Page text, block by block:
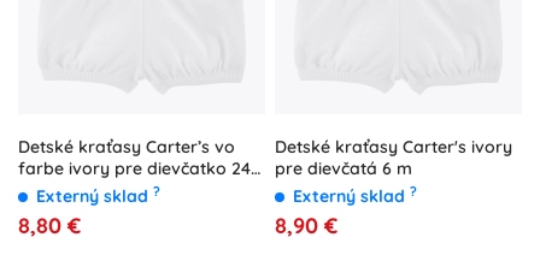
Detské kraťasy Carter’s vo
farbe ivory pre dievčatko 24
m Externý sklad ?
8,80 €
Detské kraťasy Carter's ivory
pre dievčatá 6 m
Externý sklad ?
8,90 €